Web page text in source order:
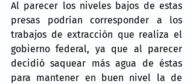
Al parecer los niveles bajos de estas
presas podrían corresponder a los
trabajos de extracción que realiza el
gobierno federal, ya que al parecer
decidió saquear más agua de éstas
para mantener en buen nivel la de